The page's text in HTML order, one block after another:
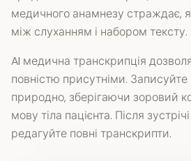
медичного анамнезу страждає,
між слуханням і набором тексту.
AI медична транскрипція
повністю присутніми. Записуйте
природно, зберігаючи зоровий
мову тіла пацієнта. Після
редагуйте повні транскрипти.